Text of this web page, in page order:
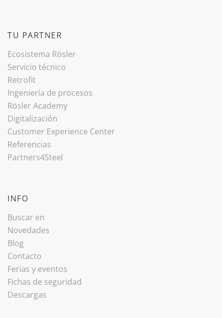
TU PARTNER
Ecosistema Rösler
Servicio técnico
Retrofit
Ingeniería de procesos
Rösler Academy
Digitalización
Customer Experience Center
Referencias
Partners4Steel
INFO
Buscar en
Novedades
Blog
Contacto
Ferias y eventos
Fichas de seguridad
Descargas